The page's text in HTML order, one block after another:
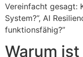
Vereinfacht gesagt:
System?”, AI
funktionsfähig?”
Warum